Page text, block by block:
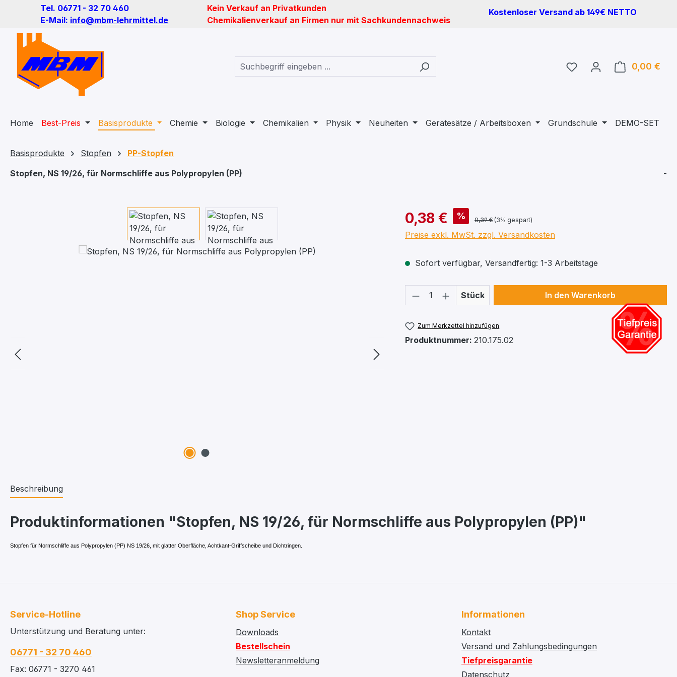
Hauptinhalt springen
Zur Suche springen
Zur Hauptnavigation springen
Tel. 06771 - 32 70 460
E-Mail: info@mbm-lehrmittel.de
Kein Verkauf an Privatkunden
Chemikalienverkauf an Firmen nur mit Sachkundennachweis
Kostenloser Versand ab 149€ NETTO
Du hast 0 Produkte auf
0,00 €
Home Best-Preis Basisprodukte Chemie Biologie Chemikalien Physik Neuheiten Gerätesätze / Arbeitsboxen Grundschule DEMO-SET
Basisprodukte Stopfen
PP-Stopfen
Stopfen, NS 19/26, für Normschliffe aus Polypropylen (PP)
-
0,38 € % 0,39 € (3% gespart)
Preise exkl. MwSt. zzgl. Versandkosten
Sofort verfügbar, Versandfertig: 1-3 Arbeitstage
Produkt Anzahl: Gib den gewünschten Wert
Stück In den Warenkorb
Zum Merkzettel hinzufügen
Produktnummer: 210.175.02
Beschreibung
Produktinformationen "Stopfen, NS 19/26, für Normschliffe aus Polypropylen (PP)"
Stopfen für Normschliffe aus Polypropylen (PP) NS 19/26, mit glatter Oberfläche, Achtkant-Griffscheibe und Dichtringen.
Service-Hotline
Unterstützung und Beratung unter:
06771 - 32 70 460
Fax: 06771 - 3270 461
Shop Service
Downloads
Bestellschein
Newsletteranmeldung
Informationen
Kontakt
Versand und Zahlungsbedingungen
Tiefpreisgarantie
Datenschutz